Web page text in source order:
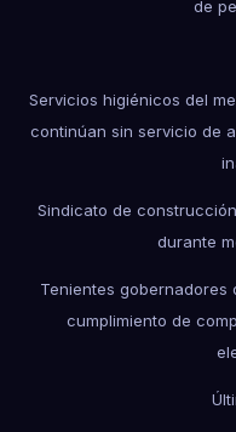
de
Servicios higiénicos del
continúan sin servicio de
Sindicato de
durante
Tenientes gobernadores
cumplimiento de